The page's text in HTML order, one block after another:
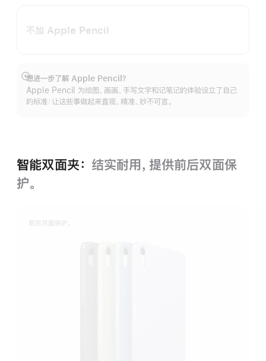
不加 Apple Pencil
想进一步了解 Apple Pencil？
Apple Pencil 为绘图、画画、手写文字和记笔记的体验设立了自己
的标准：让这些事做起来直观、精准、妙不可言。
展
开
智能双面夹： 结实耐用，提供前后双面保
护。